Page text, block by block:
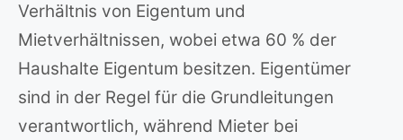
Verhältnis von Eigentum und
Mietverhältnissen, wobei etwa 60 % der
Haushalte Eigentum besitzen. Eigentümer
sind in der Regel für die Grundleitungen
verantwortlich, während Mieter bei